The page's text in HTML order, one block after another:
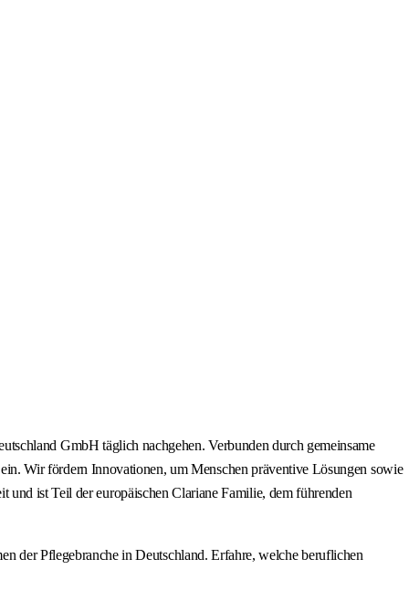
GmbH täglich nachgehen. Verbunden durch gemeinsame
Wir fördern Innovationen, um Menschen präventive Lösungen sowie
ist Teil der europäischen Clariane Familie, dem führenden
der Pflegebranche in Deutschland. Erfahre, welche beruflichen